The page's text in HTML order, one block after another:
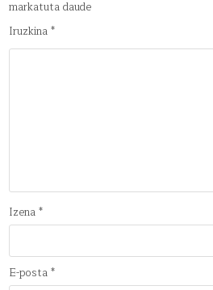
markatuta daude
Iruzkina*
Izena*
E-posta*